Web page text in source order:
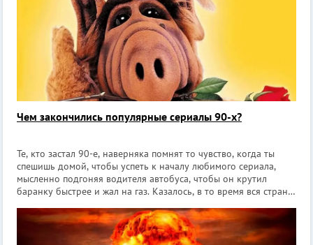
Чем закончились популярные сериалы 90-х?
Те, кто застал 90-е, наверняка помнят то чувство, когда ты
спешишь домой, чтобы успеть к началу любимого сериала,
мысленно подгоняя водителя автобуса, чтобы он крутил
баранку быстрее и жал на газ. Казалось, в то время вся страна
обсуждали на заня